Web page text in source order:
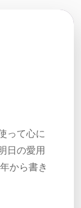
って心に
日の愛用
から書き